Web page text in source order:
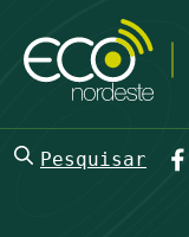
Pesquisar